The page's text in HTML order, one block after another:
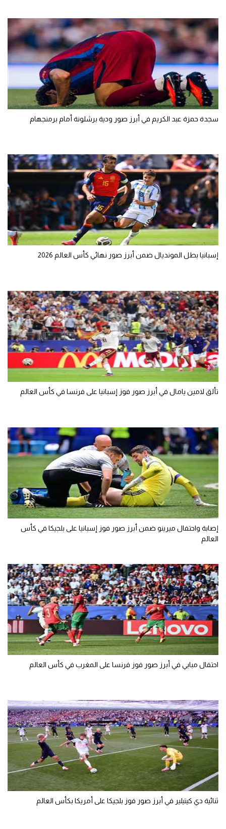
ركن الألعاب
أقسام خاصة
Gamers
ميركاتو
تحقيق في الجول
تحليل في الجول
حكايات في الجول
كويز في الجول
فيديو في الجول
سجدة حمزة عبد الكريم في أبرز صور ودية برشلونة أمام برمنجهام
إسبانيا بطل المونديال ضمن أبرز صور نهائي كأس العالم 2026
تألق لامين يامال في أبرز صور فوز إسبانيا على فرنسا في كأس العالم
إصابة واحتفال ميرينو ضمن أبرز صور فوز إسبانيا على بلجيكا في كأس
العالم
احتفال مبابي في أبرز صور فوز فرنسا على المغرب في كأس العالم
ثنائية دي كيتيلير في أبرز صور فوز بلجيكا على أمريكا بكأس العالم